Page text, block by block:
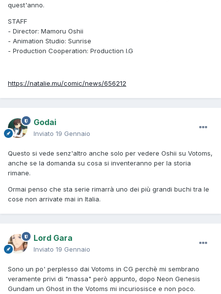
quest'anno.
STAFF
- Director: Mamoru Oshii
- Animation Studio: Sunrise
- Production Cooperation: Production I.G
https://natalie.mu/comic/news/656212
Godai
Inviato 19 Gennaio
Questo si vede senz'altro anche solo per vedere Oshii su Votoms,
anche se la domanda su cosa si inventeranno per la storia
rimane.
Ormai penso che sta serie rimarrà uno dei più grandi buchi tra le
cose non arrivate mai in Italia.
Lord Gara
Inviato 19 Gennaio
Sono un po' perplesso dai Votoms in CG perchè mi sembrano
veramente privi di "massa" però appunto, dopo Neon Genesis
Gundam un Ghost in the Votoms mi incuriosisce e non poco.